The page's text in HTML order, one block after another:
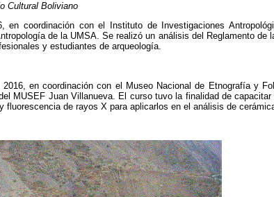
Cultural Boliviano
coordinación con el Instituto de Investigaciones
de la UMSA. Se realizó un análisis del Reglamento de
y estudiantes de arqueología.
en coordinación con el Museo Nacional de Etnografía y
MUSEF Juan Villanueva. El curso tuvo la finalidad de capacitar
de rayos X para aplicarlos en el análisis de